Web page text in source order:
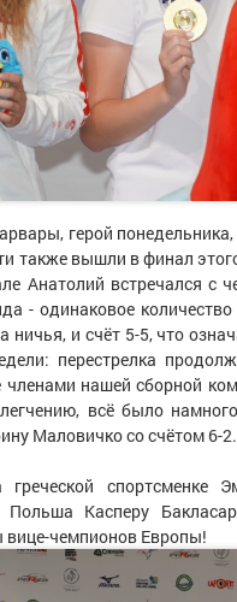
герой
также вышли в финал
Анатолий встречался
- одинаковое
ничья, и счёт 5-5, что
перестрелка
нашей сборной
всё было
Маловичко со счётом 6-2.
Польша Касперу
вице-чемпионов Европы!